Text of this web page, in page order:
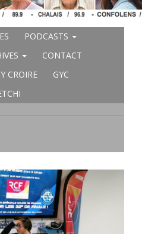
PODCASTS
CONTACT
CROIRE
GYC